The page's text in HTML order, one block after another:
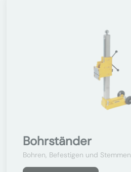
Bohrständer
Bohren, Befestigen und Stemmen